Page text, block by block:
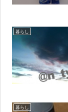
暮らし
暮らし